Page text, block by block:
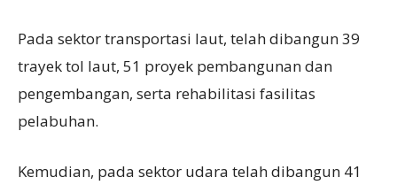
Pada sektor transportasi laut, telah dibangun 39
trayek tol laut, 51 proyek pembangunan dan
pengembangan, serta rehabilitasi fasilitas
pelabuhan.
Kemudian, pada sektor udara telah dibangun 41